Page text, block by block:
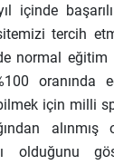
içinde
tercih
normal eğitim
oranında
için milli
alınmış
olduğunu